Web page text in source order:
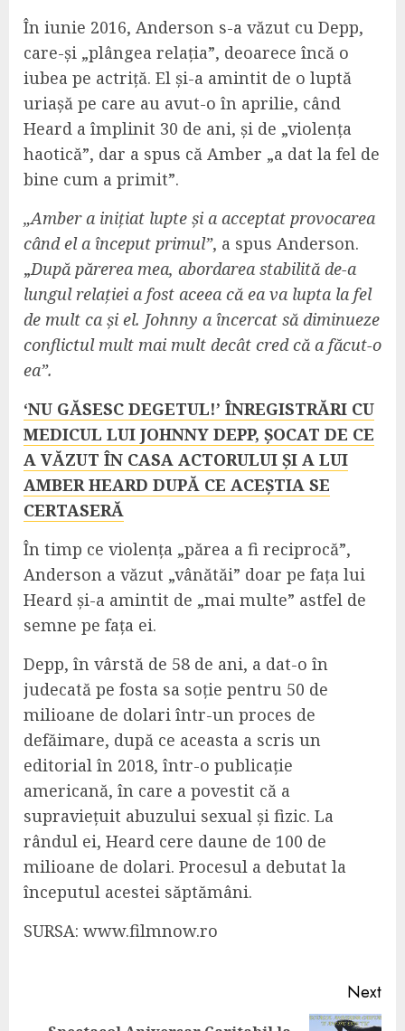
În iunie 2016, Anderson s-a văzut cu Depp,
care-și „plângea relația”, deoarece încă o
iubea pe actriță. El și-a amintit de o luptă
uriașă pe care au avut-o în aprilie, când
Heard a împlinit 30 de ani, și de „violența
haotică”, dar a spus că Amber „a dat la fel de
bine cum a primit”.
„Amber a inițiat lupte și a acceptat provocarea
când el a început primul”, a spus Anderson.
„După părerea mea, abordarea stabilită de-a
lungul relației a fost aceea că ea va lupta la fel
de mult ca și el. Johnny a încercat să diminueze
conflictul mult mai mult decât cred că a făcut-o
ea”.
‘NU GĂSESC DEGETUL!’ ÎNREGISTRĂRI CU
MEDICUL LUI JOHNNY DEPP, ȘOCAT DE CE
A VĂZUT ÎN CASA ACTORULUI ȘI A LUI
AMBER HEARD DUPĂ CE ACEȘTIA SE
CERTASERĂ
În timp ce violența „părea a fi reciprocă”,
Anderson a văzut „vânătăi” doar pe fața lui
Heard și-a amintit de „mai multe” astfel de
semne pe fața ei.
Depp, în vârstă de 58 de ani, a dat-o în
judecată pe fosta sa soție pentru 50 de
milioane de dolari într-un proces de
defăimare, după ce aceasta a scris un
editorial în 2018, într-o publicație
americană, în care a povestit că a
supraviețuit abuzului sexual și fizic. La
rândul ei, Heard cere daune de 100 de
milioane de dolari. Procesul a debutat la
începutul acestei săptămâni.
SURSA: www.filmnow.ro
Reading
Next